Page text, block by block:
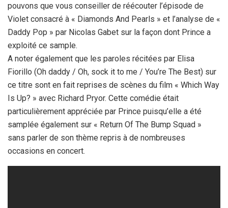
pouvons que vous conseiller de réécouter l’épisode de
Violet consacré à « Diamonds And Pearls » et l’analyse de «
Daddy Pop » par Nicolas Gabet sur la façon dont Prince a
exploité ce sample.
A noter également que les paroles récitées par Elisa
Fiorillo (Oh daddy / Oh, sock it to me / You’re The Best) sur
ce titre sont en fait reprises de scènes du film « Which Way
Is Up? » avec Richard Pryor. Cette comédie était
particulièrement appréciée par Prince puisqu’elle a été
samplée également sur « Return Of The Bump Squad »
sans parler de son thème repris à de nombreuses
occasions en concert.